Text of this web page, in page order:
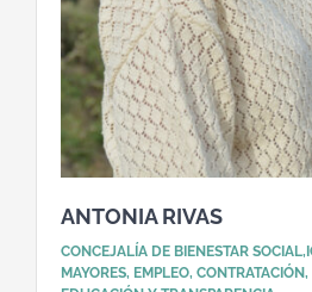
ANTONIA RIVAS
CONCEJALÍA DE BIENESTAR
MAYORES, EMPLEO,